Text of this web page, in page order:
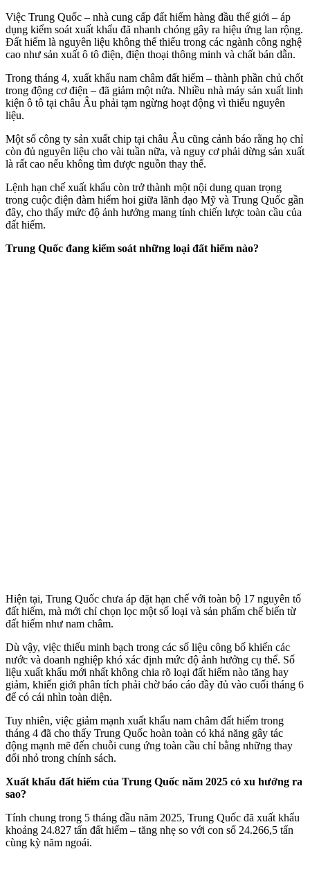
Việc Trung Quốc – nhà cung cấp đất hiếm hàng đầu thế giới – áp
dụng kiểm soát xuất khẩu đã nhanh chóng gây ra hiệu ứng lan rộng.
Đất hiếm là nguyên liệu không thể thiếu trong các ngành công nghệ
cao như sản xuất ô tô điện, điện thoại thông minh và chất bán dẫn.
Trong tháng 4, xuất khẩu nam châm đất hiếm – thành phần chủ chốt
trong động cơ điện – đã giảm một nửa. Nhiều nhà máy sản xuất linh
kiện ô tô tại châu Âu phải tạm ngừng hoạt động vì thiếu nguyên
liệu.
Một số công ty sản xuất chip tại châu Âu cũng cảnh báo rằng họ chỉ
còn đủ nguyên liệu cho vài tuần nữa, và nguy cơ phải dừng sản xuất
là rất cao nếu không tìm được nguồn thay thế.
Lệnh hạn chế xuất khẩu còn trở thành một nội dung quan trọng
trong cuộc điện đàm hiếm hoi giữa lãnh đạo Mỹ và Trung Quốc gần
đây, cho thấy mức độ ảnh hưởng mang tính chiến lược toàn cầu của
đất hiếm.
Trung Quốc đang kiểm soát những loại đất hiếm nào?
Hiện tại, Trung Quốc chưa áp đặt hạn chế với toàn bộ 17 nguyên tố
đất hiếm, mà mới chỉ chọn lọc một số loại và sản phẩm chế biến từ
đất hiếm như nam châm.
Dù vậy, việc thiếu minh bạch trong các số liệu công bố khiến các
nước và doanh nghiệp khó xác định mức độ ảnh hưởng cụ thể. Số
liệu xuất khẩu mới nhất không chia rõ loại đất hiếm nào tăng hay
giảm, khiến giới phân tích phải chờ báo cáo đầy đủ vào cuối tháng 6
để có cái nhìn toàn diện.
Tuy nhiên, việc giảm mạnh xuất khẩu nam châm đất hiếm trong
tháng 4 đã cho thấy Trung Quốc hoàn toàn có khả năng gây tác
động mạnh mẽ đến chuỗi cung ứng toàn cầu chỉ bằng những thay
đổi nhỏ trong chính sách.
Xuất khẩu đất hiếm của Trung Quốc năm 2025 có xu hướng ra
sao?
Tính chung trong 5 tháng đầu năm 2025, Trung Quốc đã xuất khẩu
khoảng 24.827 tấn đất hiếm – tăng nhẹ so với con số 24.266,5 tấn
cùng kỳ năm ngoái.